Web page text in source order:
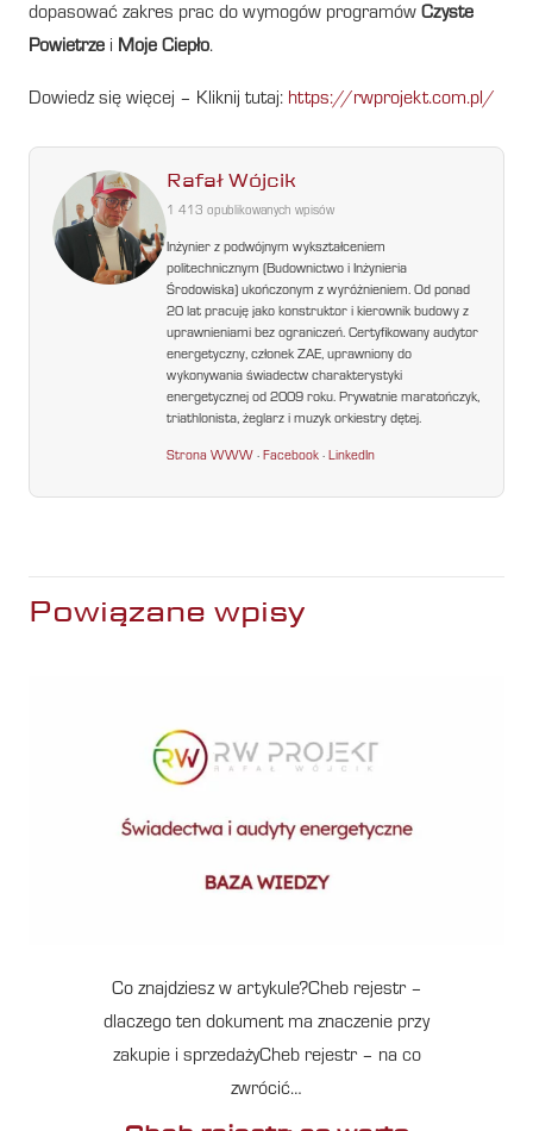
dopasować zakres prac do wymogów programów Czyste
Powietrze i Moje Ciepło.
Dowiedz się więcej – Kliknij tutaj: https://rwprojekt.com.pl/
Rafał Wójcik
1 413 opublikowanych wpisów
Inżynier z podwójnym wykształceniem
politechnicznym (Budownictwo i Inżynieria
Środowiska) ukończonym z wyróżnieniem. Od ponad
20 lat pracuję jako konstruktor i kierownik budowy z
uprawnieniami bez ograniczeń. Certyfikowany audytor
energetyczny, członek ZAE, uprawniony do
wykonywania świadectw charakterystyki
energetycznej od 2009 roku. Prywatnie maratończyk,
triathlonista, żeglarz i muzyk orkiestry dętej.
Strona WWW ·Facebook ·LinkedIn
Powiązane wpisy
Co znajdziesz w artykule?Cheb rejestr –
dlaczego ten dokument ma znaczenie przy
zakupie i sprzedażyCheb rejestr – na co
zwrócić…